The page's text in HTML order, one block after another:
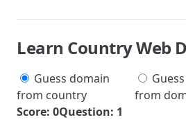
Learn Country Web
Guess domain
from country
from
Score: 0Question: 1